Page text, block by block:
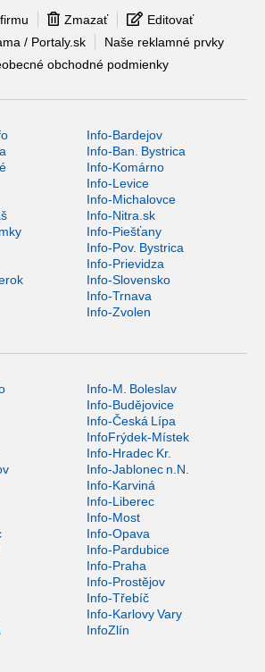
Zmazať
Editovať
/ Portaly.sk
Naše reklamné prvky
obchodné podmienky
Info-Bardejov
Info-Ban. Bystrica
Info-Komárno
Info-Levice
Info-Michalovce
Info-Nitra.sk
Info-Piešťany
Info-Pov. Bystrica
Info-Prievidza
Info-Slovensko
Info-Trnava
Info-Zvolen
Info-M. Boleslav
Info-Budějovice
Info-Česká Lípa
InfoFrýdek-Místek
Info-Hradec Kr.
Info-Jablonec n.N.
Info-Karviná
Info-Liberec
Info-Most
Info-Opava
Info-Pardubice
Info-Praha
Info-Prostějov
Info-Třebíč
Info-Karlovy Vary
InfoZlín